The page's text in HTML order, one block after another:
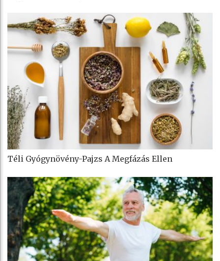
Téli Gyógynövény-Pajzs A Megfázás Ellen